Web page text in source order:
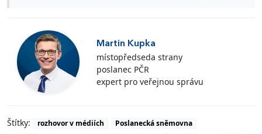
Martin Kupka
místopředseda strany
poslanec PČR
expert pro veřejnou správu
Štítky: rozhovor v médiích
Poslanecká sněmovna